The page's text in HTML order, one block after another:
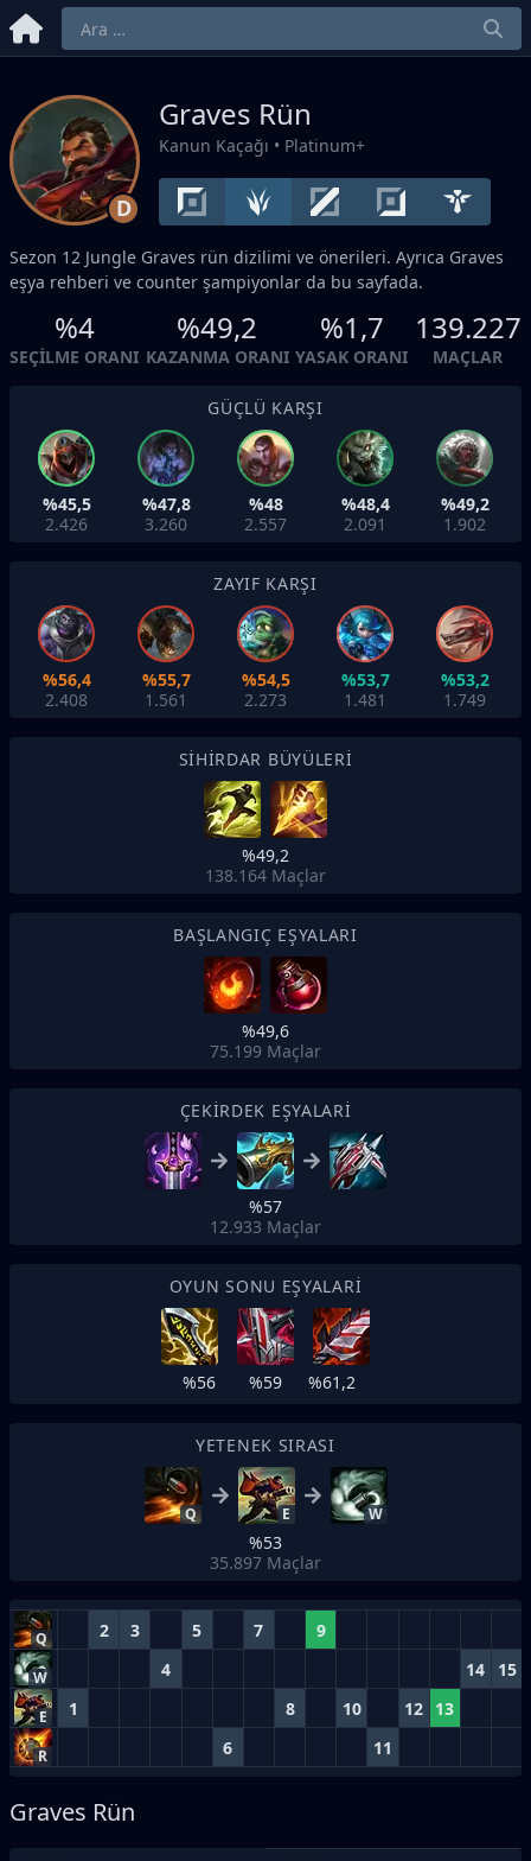
D
Graves Rün
Kanun Kaçağı • Platinum+
Sezon 12 Jungle Graves rün dizilimi ve önerileri. Ayrıca Graves
eşya rehberi ve counter şampiyonlar da bu sayfada.
%4
SEÇILME ORANI
%49,2
KAZANMA ORANI
%1,7
YASAK ORANI
139.227
MAÇLAR
GÜÇLÜ KARŞI
%45,5
2.426
%47,8
3.260
%48
2.557
%48,4
2.091
%49,2
1.902
ZAYIF KARŞI
%56,4
2.408
%55,7
1.561
%54,5
2.273
%53,7
1.481
%53,2
1.749
SIHIRDAR BÜYÜLERI
%49,2
138.164 Maçlar
BAŞLANGIÇ EŞYALARI
%49,6
75.199 Maçlar
ÇEKIRDEK EŞYALARI
%57
12.933 Maçlar
OYUN SONU EŞYALARI
%56 %59 %61,2
YETENEK SIRASI
Q E W
%53
35.897 Maçlar
Q 2 3 5 7 9
W 4 14 15
E 1 8 10 12 13
R 6 11
Graves Rün